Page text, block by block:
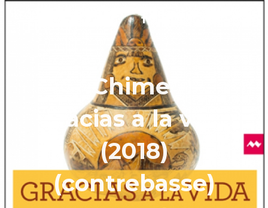
La Chimera –
Gracias a la vida
(2018)
(contrebasse)